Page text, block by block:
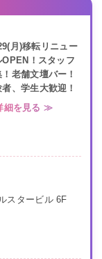
月)移転リニュー
OPEN！スタッフ
！老舗文壇バー！
者、学生大歓迎！
細を見る ≫
スタービル 6F